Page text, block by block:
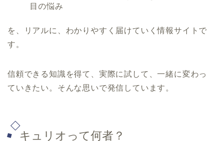
目の悩み
を、リアルに、わかりやすく届けていく情報サイトで
す。
信頼できる知識を得て、実際に試して、一緒に変わっ
ていきたい。そんな思いで発信しています。
キュリオって何者？